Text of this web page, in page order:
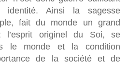
identité. Ainsi la sagesse
fait du monde un grand
l’esprit originel du Soi, se
le monde et la condition
de la société et de